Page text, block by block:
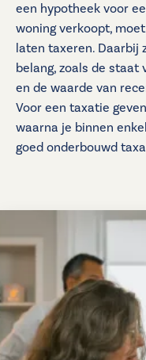
een hypotheek voor
woning verkoopt,
laten taxeren. Daarbij
belang, zoals de staat
en de waarde van
Voor een taxatie
waarna je binnen
goed onderbouwd